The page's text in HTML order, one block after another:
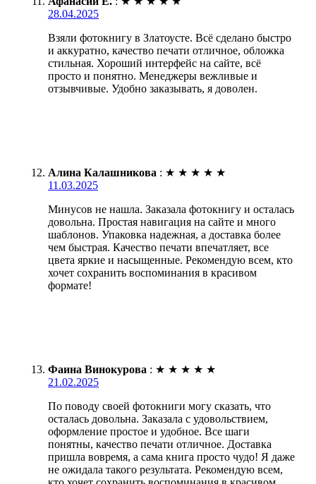
28.04.2025
Взяли фотокнигу в Златоусте. Всё сделано быстро
и аккуратно, качество печати отличное, обложка
стильная. Хороший интерфейс на сайте, всё
просто и понятно. Менеджеры вежливые и
отзывчивые. Удобно заказывать, я доволен.
Алина Калашникова : ★ ★ ★ ★ ★
11.03.2025
Минусов не нашла. Заказала фотокнигу и осталась
довольна. Простая навигация на сайте и много
шаблонов. Упаковка надежная, а доставка более
чем быстрая. Качество печати впечатляет, все
цвета яркие и насыщенные. Рекомендую всем, кто
хочет сохранить воспоминания в красивом
формате!
Фаина Винокурова : ★ ★ ★ ★ ★
21.02.2025
По поводу своей фотокниги могу сказать, что
осталась довольна. Заказала с удовольствием,
оформление простое и удобное. Все шаги
понятны, качество печати отличное. Доставка
пришла вовремя, а сама книга просто чудо! Я даже
не ожидала такого результата. Рекомендую всем,